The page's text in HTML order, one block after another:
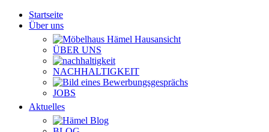
Startseite
Über uns
ÜBER UNS
NACHHALTIGKEIT
JOBS
Aktuelles